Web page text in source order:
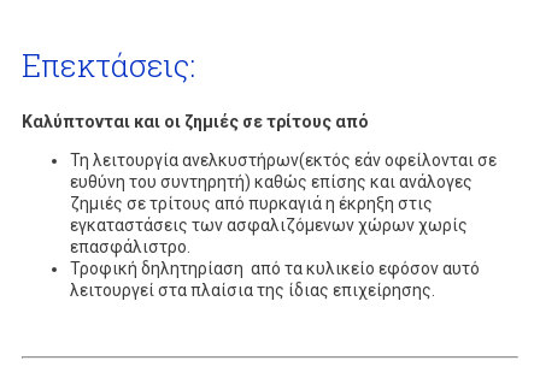
Επεκτάσεις:
Καλύπτονται και οι ζημιές σε τρίτους από
Τη λειτουργία ανελκυστήρων(εκτός εάν οφείλονται σε
ευθύνη του συντηρητή) καθώς επίσης και ανάλογες
ζημιές σε τρίτους από πυρκαγιά η έκρηξη στις
εγκαταστάσεις των ασφαλιζόμενων χώρων χωρίς
επασφάλιστρο.
Τροφική δηλητηρίαση από τα κυλικείο εφόσον αυτό
λειτουργεί στα πλαίσια της ίδιας επιχείρησης.